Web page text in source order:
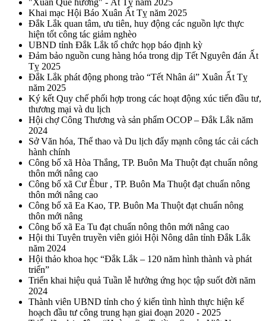
"Xuân Quê hương" - Ất Tỵ năm 2025
Khai mạc Hội Báo Xuân Ất Tỵ năm 2025
Đắk Lắk quan tâm, ưu tiên, huy động các nguồn lực thực
hiện tốt công tác giảm nghèo
UBND tỉnh Đắk Lắk tổ chức họp báo định kỳ
Đảm bảo nguồn cung hàng hóa trong dịp Tết Nguyên đán Ất
Tỵ 2025
Đắk Lắk phát động phong trào “Tết Nhân ái” Xuân Ất Tỵ
năm 2025
Ký kết Quy chế phối hợp trong các hoạt động xúc tiến đầu tư,
thương mại và du lịch
Hội chợ Công Thương và sản phẩm OCOP – Đắk Lắk năm
2024
Sở Văn hóa, Thể thao và Du lịch đẩy mạnh công tác cải cách
hành chính
Công bố xã Hòa Thắng, TP. Buôn Ma Thuột đạt chuẩn nông
thôn mới nâng cao
Công bố xã Cư Êbur , TP. Buôn Ma Thuột đạt chuẩn nông
thôn mới nâng cao
Công bố xã Ea Kao, TP. Buôn Ma Thuột đạt chuẩn nông
thôn mới nâng
Công bố xã Ea Tu đạt chuẩn nông thôn mới nâng cao
Hội thi Tuyên truyền viên giỏi Hội Nông dân tỉnh Đắk Lắk
năm 2024
Hội thảo khoa học “Đắk Lắk – 120 năm hình thành và phát
triển”
Triển khai hiệu quả Tuần lễ hưởng ứng học tập suốt đời năm
2024
Thành viên UBND tỉnh cho ý kiến tình hình thực hiện kế
hoạch đầu tư công trung hạn giai đoạn 2020 - 2025